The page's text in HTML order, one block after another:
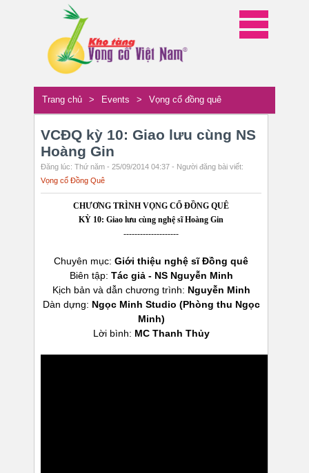
Trang chủ > Events > Vọng cổ đồng quê
VCĐQ kỳ 10: Giao lưu cùng NS
Hoàng Gin
Đăng lúc: Thứ năm - 25/09/2014 04:37 - Người đăng bài viết:
Vọng cổ Đồng Quê
CHƯƠNG TRÌNH VỌNG CỔ ĐỒNG QUÊ
KỲ 10: Giao lưu cùng nghệ sĩ Hoàng Gin
--------------------
Chuyên mục: Giới thiệu nghệ sĩ Đồng quê
Biên tập: Tác giả - NS Nguyễn Minh
Kịch bản và dẫn chương trình: Nguyễn Minh
Dàn dựng: Ngọc Minh Studio (Phòng thu Ngọc
Minh)
Lời bình: MC Thanh Thủy